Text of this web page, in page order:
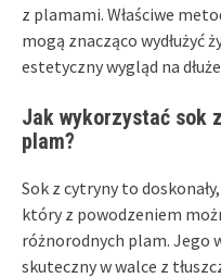
z plamami. Właściwe
mogą znacząco wydłużyć
estetyczny wygląd na
Jak wykorzystać sok
plam?
Sok z cytryny to
który z powodzeniem
różnorodnych plam. Jego
skuteczny w walce z